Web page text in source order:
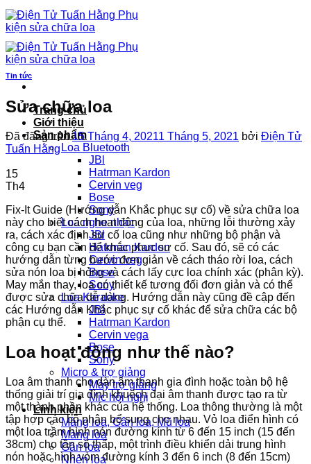
Chuyển
đến
nội
dung
Trang chủ
Giới thiệu
Sản phẩm
Loa Bluetooth
JBl
Hatrman Kardon
Cervin veg
Bose
Sony
Loa nghe nhạc
JBl
Hatrman Kardon
Cervin veg
Bose
Sony
Loa Karaoke
JBl
Hatrman Kardon
Cervin vega
Bose
Sony
Micro & trợ giảng
Máy trợ giảng
Mic hội nghị
Linh kiện
Màng loa, Gân loa, Mũ loa
Màng loa
Gân loa
Nhện loa
Tin tức
Sửa chữa loa
Đã đăng trên15 Tháng 4, 20211 Tháng 5, 2021 bởi Điện Tử
Tuấn Hằng
15
Th4
Fix-It Guide (Hướng dẫn Khắc phục sự cố) về sửa chữa loa
này cho biết cách hoạt động của loa, những lỗi thường xảy
ra, cách xác định sự cố loa cũng như những bộ phận và
công cụ bạn cần để khắc phục sự cố. Sau đó, sẽ có các
hướng dẫn từng bước đơn giản về cách tháo rời loa, cách
sửa nón loa bị hỏng và cách lấy cực loa chính xác (phân kỳ).
May mắn thay, loa có thiết kế tương đối đơn giản và có thể
được sửa chữa dễ dàng. Hướng dẫn này cũng đề cập đến
các Hướng dẫn Khắc phục sự cố khác để sửa chữa các bộ
phận cụ thể.
Loa hoạt động như thế nào?
Loa âm thanh cho dàn âm thanh gia đình hoặc toàn bộ hệ
thống giải trí gia đình khuếch đại âm thanh được tạo ra từ
một thành phần khác của hệ thống. Loa thông thường là một
tập hợp các bộ phận bổ sung cho nhau. Vỏ loa điển hình có
một loa trầm hình nón đường kính từ 6 đến 15 inch (15 đến
38cm) cho tần số thấp, một trình điều khiển dải trung hình
nón hoặc hình vòm đường kính 3 đến 6 inch (8 đến 15cm)